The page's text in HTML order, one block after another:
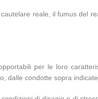
reale, il fumus del
per le loro
dalle condotte sopra indicate.